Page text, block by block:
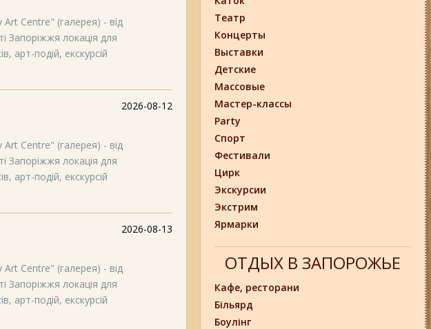
Centre" (галерея) - від
Запоріжжя локація для
арт-подій, екскурсій
2026-08-12
Centre" (галерея) - від
Запоріжжя локація для
арт-подій, екскурсій
2026-08-13
Centre" (галерея) - від
Запоріжжя локація для
арт-подій, екскурсій
Театр
Концерты
Выставки
Детские
Массовые
Мастер-классы
Party
Спорт
Фестивали
Цирк
Экскурсии
Экстрим
Ярмарки
ОТДЫХ В ЗАПОРОЖЬЕ
Кафе, ресторани
Більярд
Боулінг